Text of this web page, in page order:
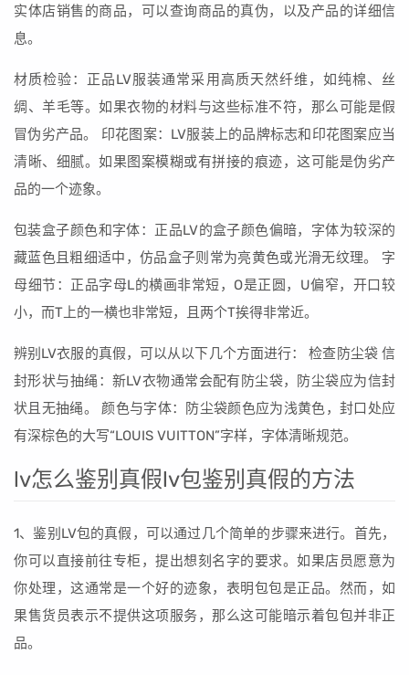
实体店销售的商品，可以查询商品的真伪，以及产品的详细信
息。
材质检验：正品LV服装通常采用高质天然纤维，如纯棉、丝
绸、羊毛等。如果衣物的材料与这些标准不符，那么可能是假
冒伪劣产品。 印花图案：LV服装上的品牌标志和印花图案应当
清晰、细腻。如果图案模糊或有拼接的痕迹，这可能是伪劣产
品的一个迹象。
包装盒子颜色和字体：正品LV的盒子颜色偏暗，字体为较深的
藏蓝色且粗细适中，仿品盒子则常为亮黄色或光滑无纹理。 字
母细节：正品字母L的横画非常短，O是正圆，U偏窄，开口较
小，而T上的一横也非常短，且两个T挨得非常近。
辨别LV衣服的真假，可以从以下几个方面进行： 检查防尘袋 信
封形状与抽绳：新LV衣物通常会配有防尘袋，防尘袋应为信封
状且无抽绳。 颜色与字体：防尘袋颜色应为浅黄色，封口处应
有深棕色的大写“LOUIS VUITTON”字样，字体清晰规范。
lv怎么鉴别真假lv包鉴别真假的方法
1、鉴别LV包的真假，可以通过几个简单的步骤来进行。首先，
你可以直接前往专柜，提出想刻名字的要求。如果店员愿意为
你处理，这通常是一个好的迹象，表明包包是正品。然而，如
果售货员表示不提供这项服务，那么这可能暗示着包包并非正
品。